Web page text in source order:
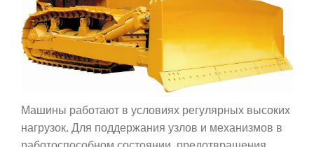
Машины работают в условиях регулярных высоких
нагрузок. Для поддержания узлов и механизмов в